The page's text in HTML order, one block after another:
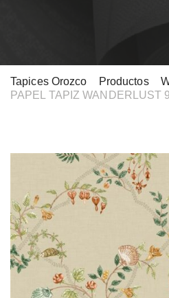
Tapices Orozco Productos>
PAPEL TAPIZ WANDERLUST